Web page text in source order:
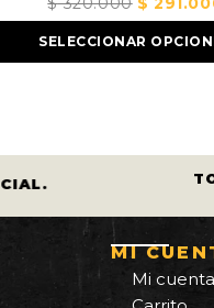
precio
actual
MI
Mi cuenta